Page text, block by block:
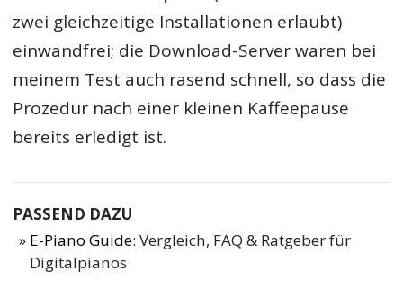
zwei gleichzeitige Installationen erlaubt)
einwandfrei; die Download-Server waren bei
meinem Test auch rasend schnell, so dass die
Prozedur nach einer kleinen Kaffeepause
bereits erledigt ist.
PASSEND DAZU
E-Piano Guide: Vergleich, FAQ & Ratgeber für
Digitalpianos